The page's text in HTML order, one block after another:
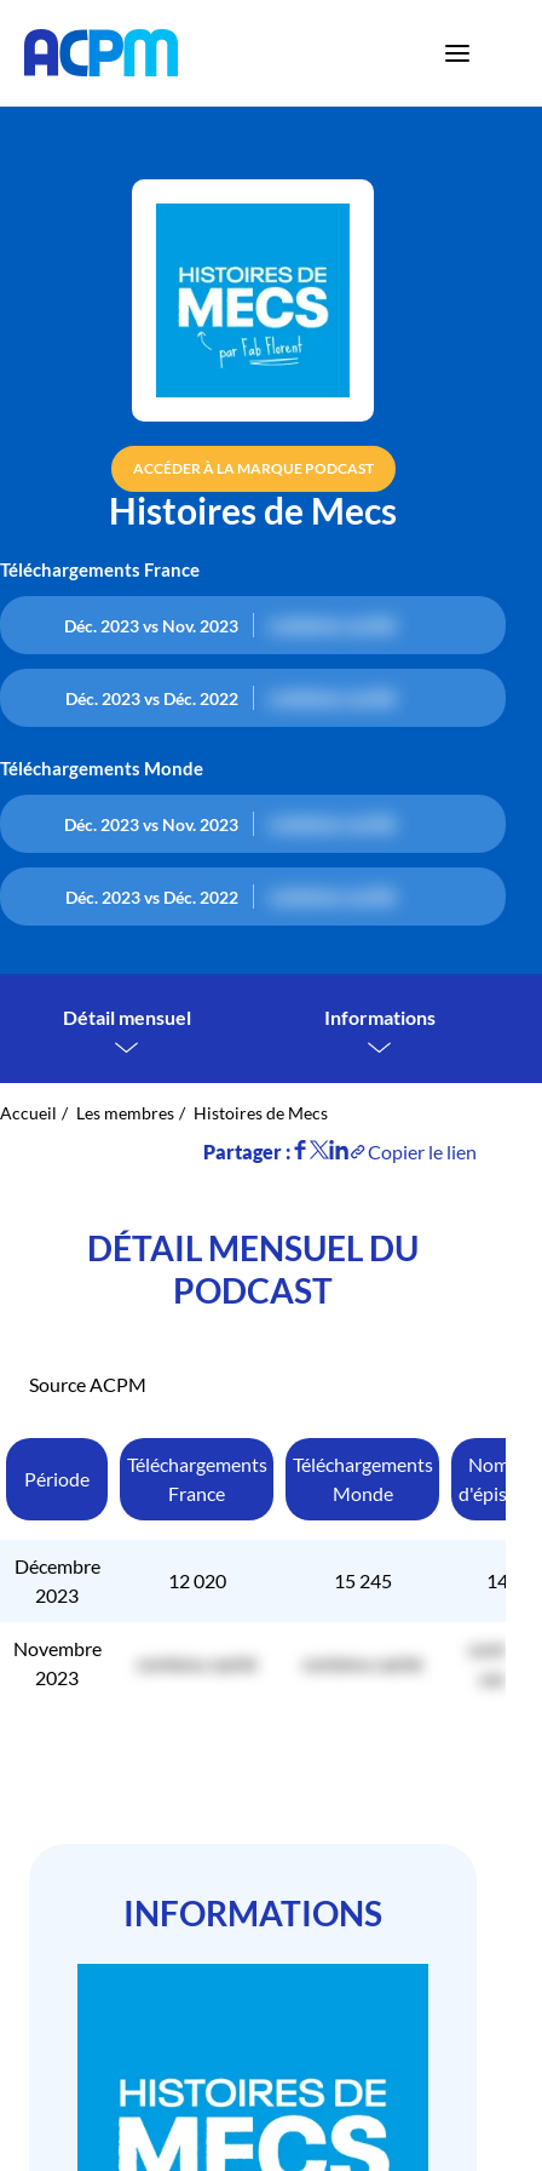
ACCÉDER À LA MARQUE PODCAST
Histoires de Mecs
Téléchargements France
Déc. 2023 vs Nov. 2023
Déc. 2023 vs Déc. 2022
Téléchargements Monde
Déc. 2023 vs Nov. 2023
Déc. 2023 vs Déc. 2022
Détail mensuel Informations
Accueil Les membres Histoires de Mecs
Partager : Copier le lien
DÉTAIL MENSUEL DU
PODCAST
Source ACPM
Période
Téléchargements
France
Téléchargements
Monde
Nombre
Décembre
2023
12 020 15 245 148
Novembre
2023
contenu caché contenu caché
contenu
caché
INFORMATIONS